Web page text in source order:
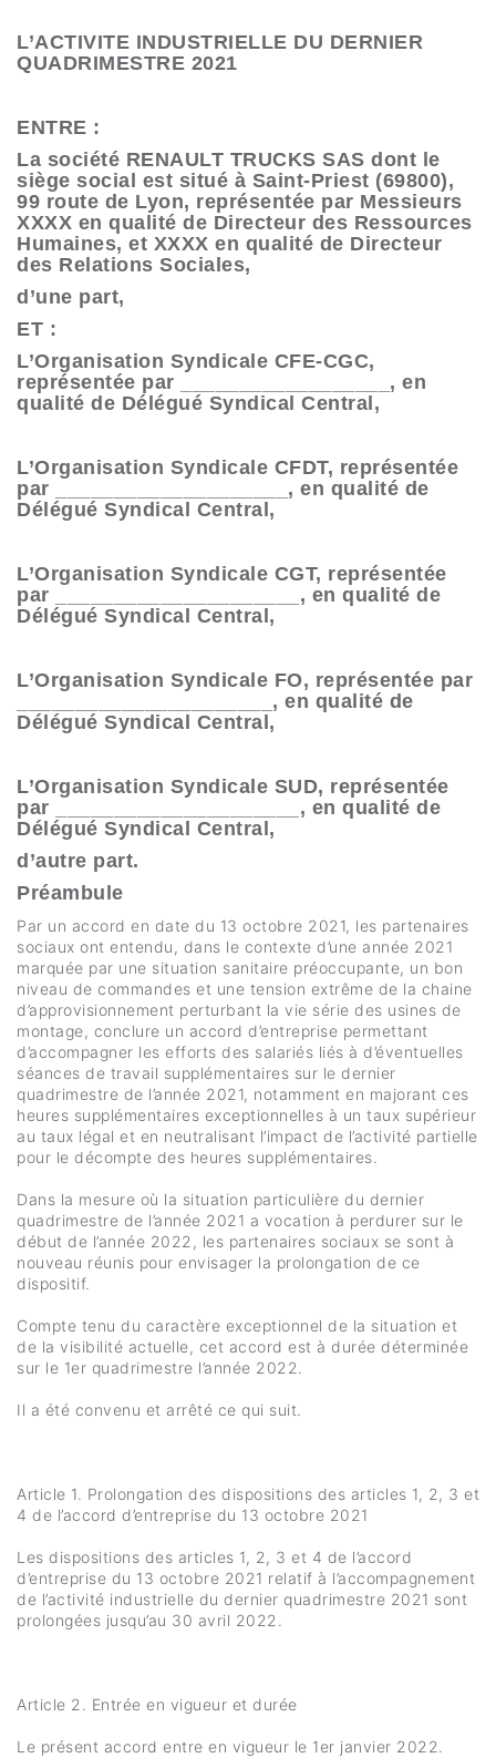
L’ACTIVITE INDUSTRIELLE DU DERNIER
QUADRIMESTRE 2021
ENTRE :
La société RENAULT TRUCKS SAS dont le
siège social est situé à Saint-Priest (69800),
99 route de Lyon, représentée par Messieurs
XXXX en qualité de Directeur des Ressources
Humaines, et XXXX en qualité de Directeur
des Relations Sociales,
d’une part,
ET :
L’Organisation Syndicale CFE-CGC,
représentée par __________________, en
qualité de Délégué Syndical Central,
L’Organisation Syndicale CFDT, représentée
par ____________________, en qualité de
Délégué Syndical Central,
L’Organisation Syndicale CGT, représentée
par _____________________, en qualité de
Délégué Syndical Central,
L’Organisation Syndicale FO, représentée par
______________________, en qualité de
Délégué Syndical Central,
L’Organisation Syndicale SUD, représentée
par _____________________, en qualité de
Délégué Syndical Central,
d’autre part.
Préambule
Par un accord en date du 13 octobre 2021, les partenaires
sociaux ont entendu, dans le contexte d’une année 2021
marquée par une situation sanitaire préoccupante, un bon
niveau de commandes et une tension extrême de la chaine
d’approvisionnement perturbant la vie série des usines de
montage, conclure un accord d’entreprise permettant
d’accompagner les efforts des salariés liés à d’éventuelles
séances de travail supplémentaires sur le dernier
quadrimestre de l’année 2021, notamment en majorant ces
heures supplémentaires exceptionnelles à un taux supérieur
au taux légal et en neutralisant l’impact de l’activité partielle
pour le décompte des heures supplémentaires.
Dans la mesure où la situation particulière du dernier
quadrimestre de l’année 2021 a vocation à perdurer sur le
début de l’année 2022, les partenaires sociaux se sont à
nouveau réunis pour envisager la prolongation de ce
dispositif.
Compte tenu du caractère exceptionnel de la situation et
de la visibilité actuelle, cet accord est à durée déterminée
sur le 1er quadrimestre l’année 2022.
Il a été convenu et arrêté ce qui suit.
Article 1. Prolongation des dispositions des articles 1, 2, 3 et
4 de l’accord d’entreprise du 13 octobre 2021
Les dispositions des articles 1, 2, 3 et 4 de l’accord
d’entreprise du 13 octobre 2021 relatif à l’accompagnement
de l’activité industrielle du dernier quadrimestre 2021 sont
prolongées jusqu’au 30 avril 2022.
Article 2. Entrée en vigueur et durée
Le présent accord entre en vigueur le 1er janvier 2022.